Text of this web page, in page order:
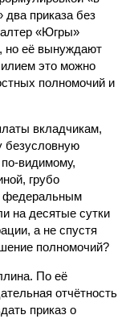
приказа без
«Югры»
но её вынуждают
это можно
полномочий и
вкладчикам,
безусловную
по-видимому,
грубо
федеральным
на десятые сутки
а не спустя
полномочий?
По её
отчётность
приказ о